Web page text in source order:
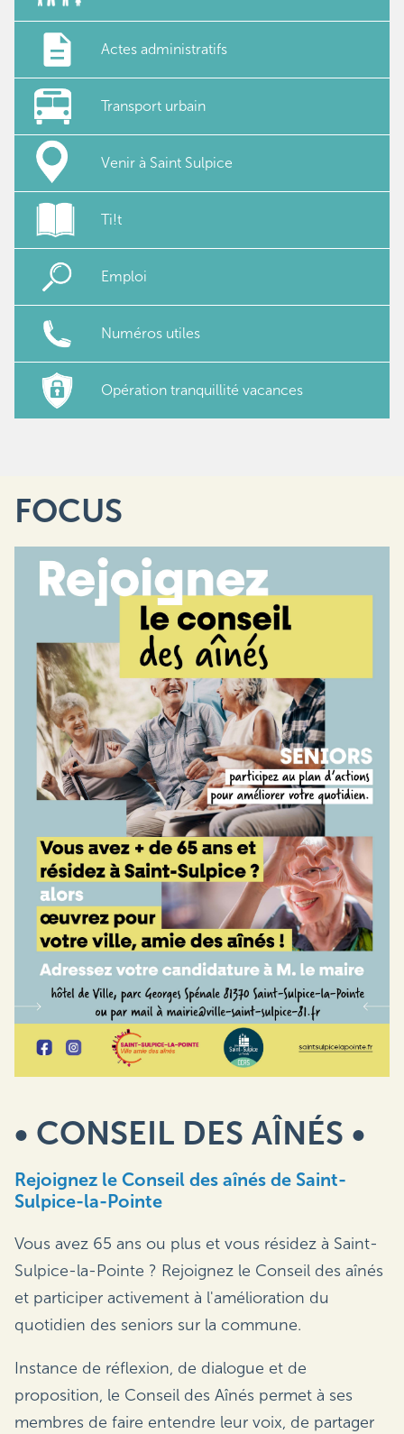
Actes administratifs
Transport urbain
Venir à Saint Sulpice
Ti!t
Emploi
Numéros utiles
Opération tranquillité vacances
FOCUS
• CONSEIL DES AÎNÉS •
Rejoignez le Conseil des aînés de Saint-
Sulpice-la-Pointe
Vous avez 65 ans ou plus et vous résidez à Saint-
Sulpice-la-Pointe ? Rejoignez le Conseil des aînés
et participer activement à l'amélioration du
quotidien des seniors sur la commune.
Instance de réflexion, de dialogue et de
proposition, le Conseil des Aînés permet à ses
membres de faire entendre leur voix, de partager